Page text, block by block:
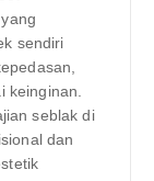
sendiri
keinginan.
seblak di
dan